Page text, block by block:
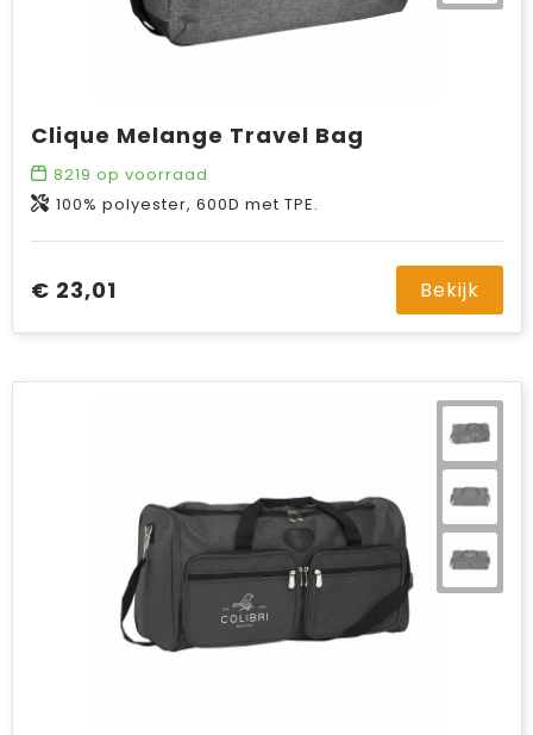
Clique Melange Travel Bag
8219 op voorraad
100% polyester, 600D met TPE.
€ 23,01 Bekijk